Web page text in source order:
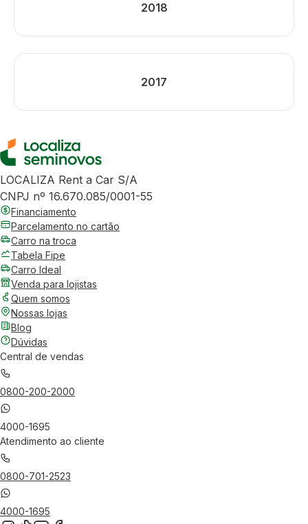
2018
2017
LOCALIZA Rent a Car S/A
CNPJ nº 16.670.085/0001-55
Financiamento
Parcelamento no cartão
Carro na troca
Tabela Fipe
Carro Ideal
Venda para lojistas
Quem somos
Nossas lojas
Blog
Dúvidas
Central de vendas
0800-200-2000
4000-1695
Atendimento ao cliente
0800-701-2523
4000-1695